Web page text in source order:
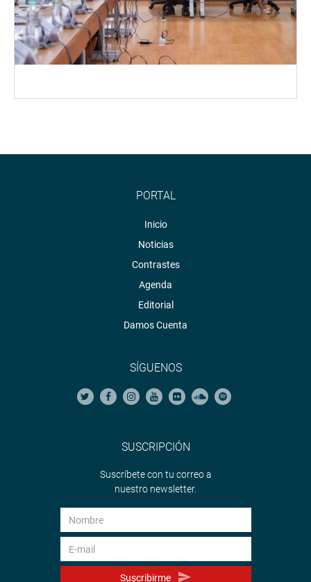
PORTAL
Inicio
Noticias
Contrastes
Agenda
Editorial
Damos Cuenta
SÍGUENOS
SUSCRIPCIÓN
Suscríbete con tu correo a
nuestro newsletter.
Suscribirme